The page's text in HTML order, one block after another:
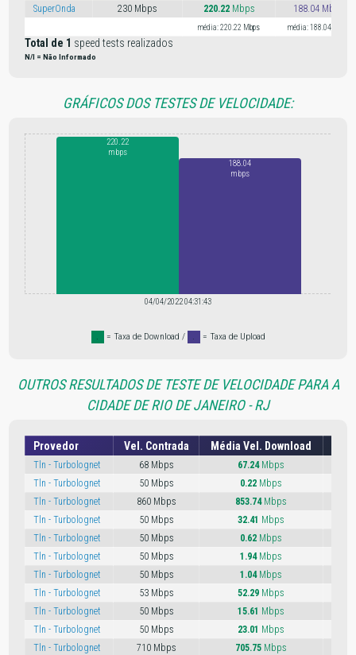
SuperOnda 230 Mbps 220.22Mbps 188.04 Mbps
média: 220.22 Mbps média: 188.04 Mbps
Total de 1 speed tests realizados
N/I = Não Informado
GRÁFICOS DOS TESTES DE VELOCIDADE:
220.22
mbps
188.04
mbps
04/04/2022 04:31:43
. = Taxa de Download / . = Taxa de Upload
OUTROS RESULTADOS DE TESTE DE VELOCIDADE PARA A
CIDADE DE RIO DE JANEIRO - RJ
Provedor Vel. Contrada Média Vel. Download
Tln - Turbolognet 68 Mbps 67.24Mbps
Tln - Turbolognet
50 Mbps 0.22 Mbps
Tln - Turbolognet
860 Mbps 853.74Mbps
Tln - Turbolognet
50 Mbps 32.41 Mbps
Tln - Turbolognet
50 Mbps 0.62 Mbps
Tln - Turbolognet
50 Mbps 1.94Mbps
Tln - Turbolognet
50 Mbps 1.04Mbps
Tln - Turbolognet
53 Mbps 52.29 Mbps
Tln - Turbolognet
50 Mbps 15.61 Mbps
Tln - Turbolognet
50 Mbps 23.01 Mbps
Tln - Turbolognet
710 Mbps 705.75 Mbps